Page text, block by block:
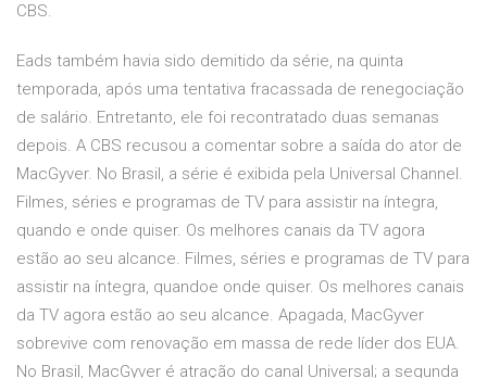
CBS.
Eads também havia sido demitido da série, na quinta
temporada, após uma tentativa fracassada de renegociação
de salário. Entretanto, ele foi recontratado duas semanas
depois. A CBS recusou a comentar sobre a saída do ator de
MacGyver. No Brasil, a série é exibida pela Universal Channel.
Filmes, séries e programas de TV para assistir na íntegra,
quando e onde quiser. Os melhores canais da TV agora
estão ao seu alcance. Filmes, séries e programas de TV para
assistir na íntegra, quandoe onde quiser. Os melhores canais
da TV agora estão ao seu alcance. Apagada, MacGyver
sobrevive com renovação em massa de rede líder dos EUA.
No Brasil, MacGyver é atração do canal Universal; a segunda